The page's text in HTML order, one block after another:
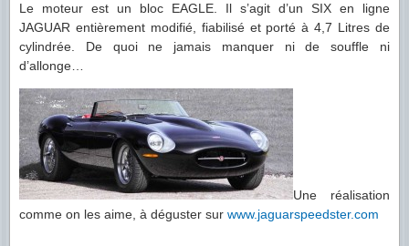
Le moteur est un bloc EAGLE. Il s’agit d’un SIX en ligne
JAGUAR entièrement modifié, fiabilisé et porté à 4,7 Litres de
cylindrée. De quoi ne jamais manquer ni de souffle ni
d’allonge…
Une réalisation
comme on les aime, à déguster sur www.jaguarspeedster.com